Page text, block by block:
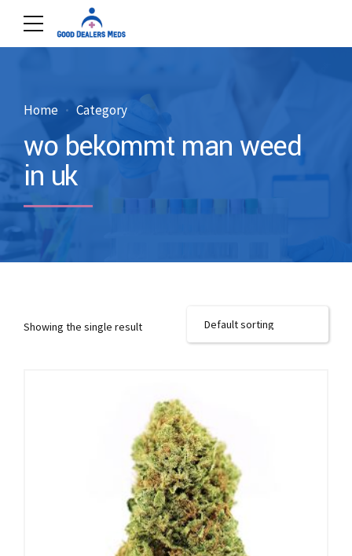
Home Category
wo bekommt man weed
in uk
Showing the single result